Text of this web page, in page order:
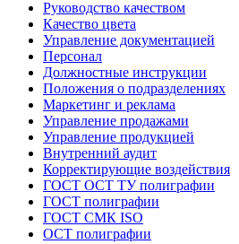
Руководство качеством
Качество цвета
Управление документацией
Персонал
Должностные инструкции
Положения о подразделениях
Маркетинг и реклама
Управление продажами
Управление продукцией
Внутренний аудит
Корректирующие воздействия
ГОСТ ОСТ ТУ полиграфии
ГОСТ полиграфии
ГОСТ СМК ISO
ОСТ полиграфии